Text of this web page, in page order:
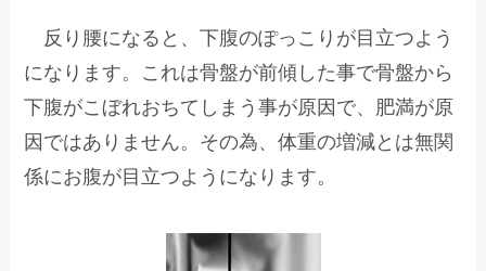
反り腰になると、下腹のぽっこりが目立つよう
になります。これは骨盤が前傾した事で骨盤から
下腹がこぼれおちてしまう事が原因で、肥満が原
因ではありません。その為、体重の増減とは無関
係にお腹が目立つようになります。